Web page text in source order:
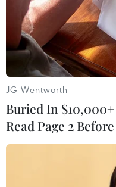
Huy: Xạ thủ 'con
28/09/2023 08:54
Phạm Quang Huy,
kéo dài 40 năm cho
vận động viên quen
thủ Đặng Thị Hằng.
JG Wentworth
Buried In
Read Page 2